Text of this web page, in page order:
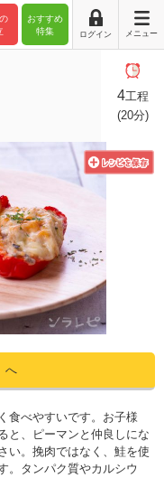
おすすめ
特集
ログイン メニュー
4工程
(20分)
へ
食べやすいです。お子様
と、ピーマンと仲良しにな
い。挽肉ではなく、鮭を使
。タンパク質やカルシウ